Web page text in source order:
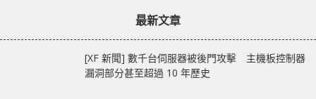
最新文章
[XF 新聞] 數千台伺服器被後門攻擊 主機板控制器
漏洞部分甚至超過 10 年歷史